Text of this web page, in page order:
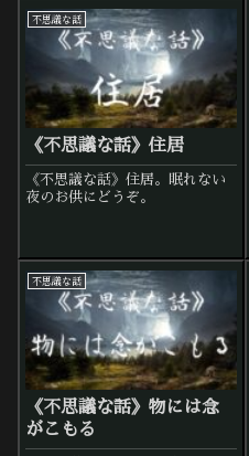
不思議な話
《不思議な話》住居
《不思議な話》住居。眠れない
夜のお供にどうぞ。
不思議な話
《不思議な話》物には念
がこもる